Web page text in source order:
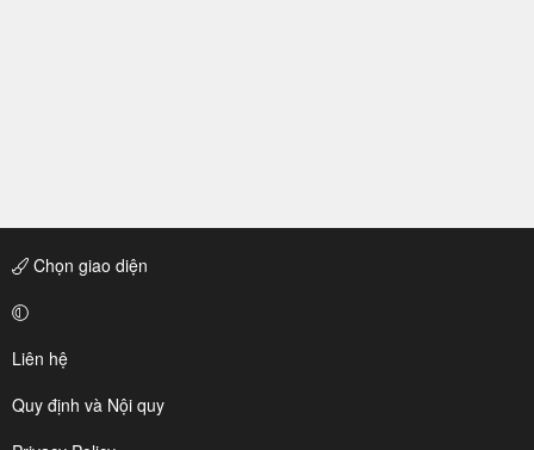
Chọn giao diện
Liên hệ
Quy định và Nội quy